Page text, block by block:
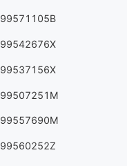
99571105B
99542676X
99537156X
99507251M
99557690M
99560252Z